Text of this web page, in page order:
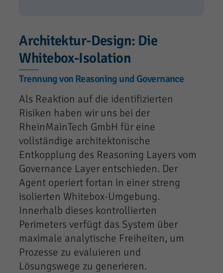
Architektur-Design: Die
Whitebox-Isolation
Trennung von Reasoning und Governance
Als Reaktion auf die identifizierten
Risiken haben wir uns bei der
RheinMainTech GmbH für eine
vollständige architektonische
Entkopplung des Reasoning Layers vom
Governance Layer entschieden. Der
Agent operiert fortan in einer streng
isolierten Whitebox-Umgebung.
Innerhalb dieses kontrollierten
Perimeters verfügt das System über
maximale analytische Freiheiten, um
Prozesse zu evaluieren und
Lösungswege zu generieren.